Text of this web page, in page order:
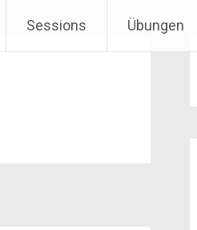
Sessions Übungen